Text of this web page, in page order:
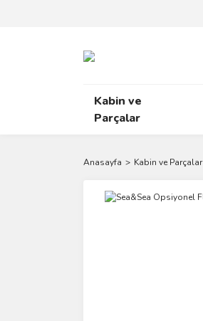
Kabin ve
Parçalar
Anasayfa Kabin ve Parçalar